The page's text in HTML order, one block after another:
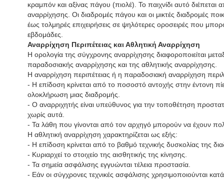
κραμπόν και αξίνας πάγου (πιολέ). Το παιχνίδι αυτό διέπεται
αναρρίχησης. Οι διαδρομές πάγου και οι μικτές διαδρομές
έως τολμηρές επιχειρήσεις σε ψηλότερες οροσειρές που
εβδομάδες.
Αναρρίχηση Περιπέτειας και Αθλητική Αναρρίχηση
Η ορολογία της σύγχρονης αναρρίχησης διαφοροποιείται
παραδοσιακής αναρρίχησης και της αθλητικής αναρρίχησης.
Η αναρρίχηση περιπέτειας ή η παραδοσιακή αναρρίχηση
- Η επίδοση κρίνεται από το ποσοστό αντοχής στην έντονη
ολοκλήρωση μιας διαδρομής.
- Ο αναρριχητής είναι υπεύθυνος για την τοποθέτηση
χωρίς αυτά.
- Τα λάθη που γίνονται από τον αρχηγό μπορούν να έχουν
Η αθλητική αναρρίχηση χαρακτηρίζεται ως εξής:
- Η επίδοση κρίνεται από το βαθμό τεχνικής δυσκολίας της
- Κυριαρχεί το στοιχείο της αισθητικής της κίνησης.
- Τα σημεία ασφάλισης εγγυώνται τέλεια προστασία.
- Εάν οι σύγχρονες τεχνικές ασφάλισης χρησιμοποιούνται